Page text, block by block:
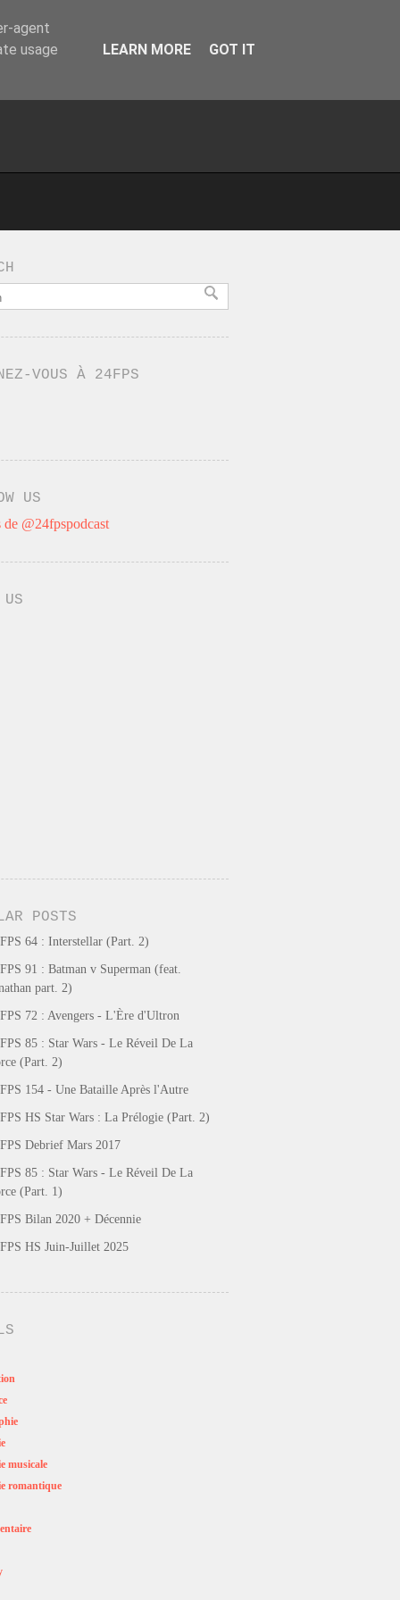
VOUS À 24FPS
US
de @24fpspodcast
POSTS
64 : Interstellar (Part. 2)
91 : Batman v Superman (feat.
part. 2)
72 : Avengers - L'Ère d'Ultron
85 : Star Wars - Le Réveil De La
(Part. 2)
154 - Une Bataille Après l'Autre
HS Star Wars : La Prélogie (Part. 2)
Debrief Mars 2017
85 : Star Wars - Le Réveil De La
(Part. 1)
Bilan 2020 + Décennie
HS Juin-Juillet 2025
musicale
romantique
agent
usage
LEARN MORE GOT IT